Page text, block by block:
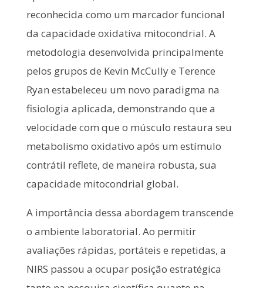
reconhecida como um marcador funcional
da capacidade oxidativa mitocondrial. A
metodologia desenvolvida principalmente
pelos grupos de Kevin McCully e Terence
Ryan estabeleceu um novo paradigma na
fisiologia aplicada, demonstrando que a
velocidade com que o músculo restaura seu
metabolismo oxidativo após um estímulo
contrátil reflete, de maneira robusta, sua
capacidade mitocondrial global.
A importância dessa abordagem transcende
o ambiente laboratorial. Ao permitir
avaliações rápidas, portáteis e repetidas, a
NIRS passou a ocupar posição estratégica